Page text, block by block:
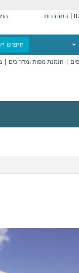
התחברות
חיפוש
הזמנת מפות ומדריכים